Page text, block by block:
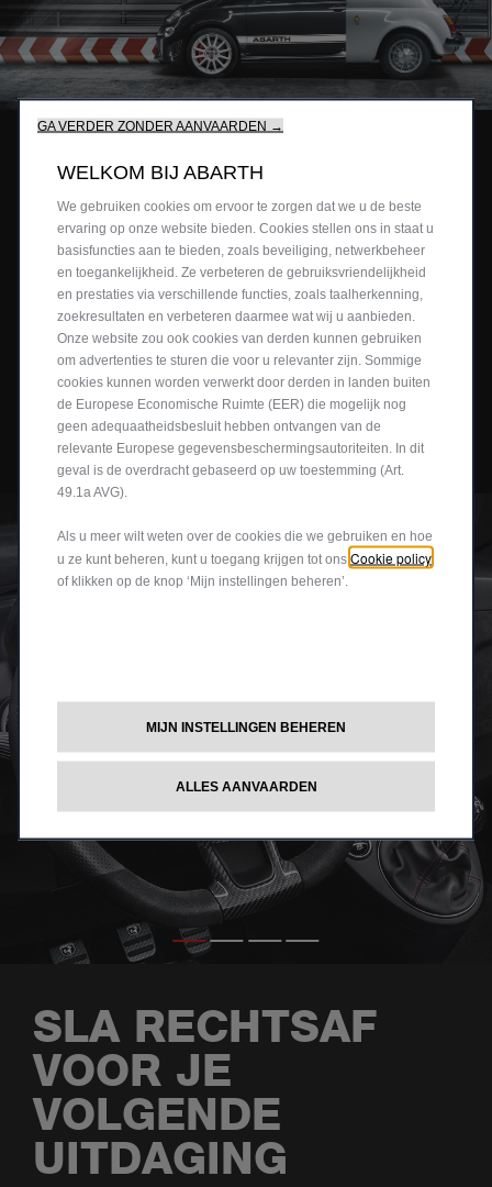
kuipzetels met witte achterkant passen
perfect bij de rode veiligheidsgordels en
zijn voorzien van het exclusieve
borduursel op de hoofdsteun "one of
695".
remsysteem van Brembo staat altijd
klaar om razendsnel in te grijpen, dankzij
de vaste aluminium remklauwen met 4
zuigers en de geperforeerde,
zelfgeventileerde remschijf vooraan.
Koni ophanging voor- en achteraan,
ontworpen voor een veiligere en
spannendere rit.
BEPERKTE EDITIE,
EINDELOOS
VERHAAL
1964. De eerste 695 esseesse werd gekenmerkt als
een verbeterde versie van de 595 in een gelimiteerde
editie van 1.000 wagens met een cilinderinhoud van
689 cm³.
beleef je dezelfde adrenaline met de nieuwe Abarth
695 esseesse.
SLA RECHTSAF
VOOR JE
VOLGENDE
UITDAGING
GA VERDER ZONDER AANVAARDEN →
WELKOM BIJ ABARTH
We gebruiken cookies om ervoor te zorgen dat we u de beste
ervaring op onze website bieden. Cookies stellen ons in staat u
basisfuncties aan te bieden, zoals beveiliging, netwerkbeheer
en toegankelijkheid. Ze verbeteren de gebruiksvriendelijkheid
en prestaties via verschillende functies, zoals taalherkenning,
zoekresultaten en verbeteren daarmee wat wij u aanbieden.
Onze website zou ook cookies van derden kunnen gebruiken
om advertenties te sturen die voor u relevanter zijn. Sommige
cookies kunnen worden verwerkt door derden in landen buiten
de Europese Economische Ruimte (EER) die mogelijk nog
geen adequaatheidsbesluit hebben ontvangen van de
relevante Europese gegevensbeschermingsautoriteiten. In dit
geval is de overdracht gebaseerd op uw toestemming (Art.
49.1a AVG).
Als u meer wilt weten over de cookies die we gebruiken en hoe
u ze kunt beheren, kunt u toegang krijgen tot ons Cookie policy
of klikken op de knop ‘Mijn instellingen beheren’.
MIJN INSTELLINGEN BEHEREN
ALLES AANVAARDEN